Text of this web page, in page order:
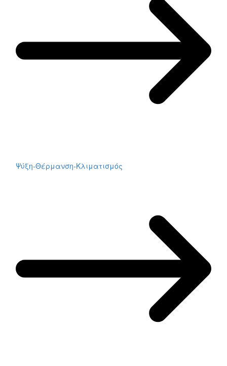
Ψύξη-Θέρμανση-Κλιματισμός